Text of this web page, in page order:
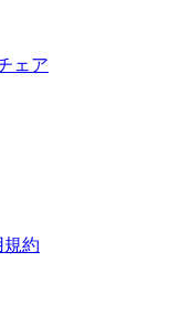
ェア
約